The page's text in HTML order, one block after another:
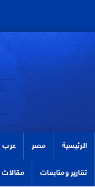
الرئيسية مصر عرب
تقارير ومتابعات مقالات